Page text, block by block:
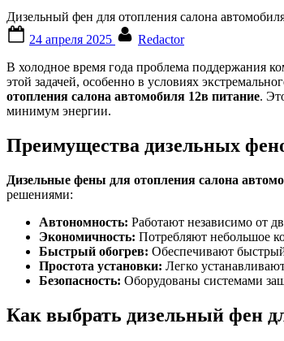
Дизельный фен для отопления салона
on
24 апреля 2025
Redactor
В холодное время года проблема поддержания
этой задачей, особенно в условиях
отопления салона автомобиля 12в питание.
минимум энергии.
Преимущества дизельных
Дизельные фены для отопления салона
решениями:
Автономность: Работают независимо от
Экономичность: Потребляют небольшое
Быстрый обогрев: Обеспечивают
Простота установки: Легко
Безопасность: Оборудованы системами
Как выбрать дизельный фен